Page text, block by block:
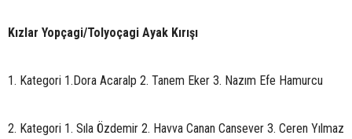
Kızlar Yopçagi/Tolyoçagi Ayak Kırışı
1. Kategori 1.Dora Acaralp 2. Tanem Eker 3. Nazım Efe Hamurcu
2. Kategori 1. Sıla Özdemir 2. Havva Canan Cansever 3. Ceren Yılmaz